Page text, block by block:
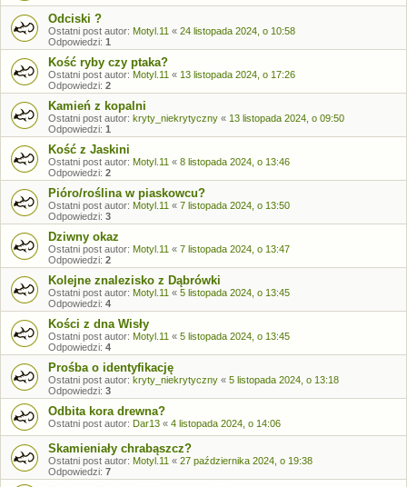
Odciski ?
Ostatni post autor: Motyl.11 « 24 listopada 2024, o 10:58
Odpowiedzi: 1
Kość ryby czy ptaka?
Ostatni post autor: Motyl.11 « 13 listopada 2024, o 17:26
Odpowiedzi: 2
Kamień z kopalni
Ostatni post autor: kryty_niekrytyczny « 13 listopada 2024, o 09:50
Odpowiedzi: 1
Kość z Jaskini
Ostatni post autor: Motyl.11 « 8 listopada 2024, o 13:46
Odpowiedzi: 2
Pióro/roślina w piaskowcu?
Ostatni post autor: Motyl.11 « 7 listopada 2024, o 13:50
Odpowiedzi: 3
Dziwny okaz
Ostatni post autor: Motyl.11 « 7 listopada 2024, o 13:47
Odpowiedzi: 2
Kolejne znalezisko z Dąbrówki
Ostatni post autor: Motyl.11 « 5 listopada 2024, o 13:45
Odpowiedzi: 4
Kości z dna Wisły
Ostatni post autor: Motyl.11 « 5 listopada 2024, o 13:45
Odpowiedzi: 4
Prośba o identyfikację
Ostatni post autor: kryty_niekrytyczny « 5 listopada 2024, o 13:18
Odpowiedzi: 3
Odbita kora drewna?
Ostatni post autor: Dar13 « 4 listopada 2024, o 14:06
Skamieniały chrabąszcz?
Ostatni post autor: Motyl.11 « 27 października 2024, o 19:38
Odpowiedzi: 7